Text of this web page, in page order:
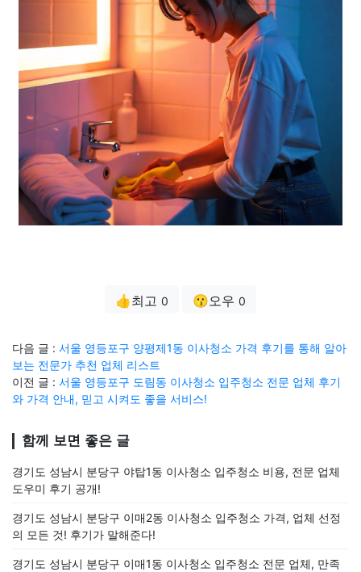
👍최고 0 😗오우 0
다음 글 : 서울 영등포구 양평제1동 이사청소 가격 후기를 통해 알아
보는 전문가 추천 업체 리스트
이전 글 : 서울 영등포구 도림동 이사청소 입주청소 전문 업체 후기
와 가격 안내, 믿고 시켜도 좋을 서비스!
함께 보면 좋은 글
경기도 성남시 분당구 야탑1동 이사청소 입주청소 비용, 전문 업체
도우미 후기 공개!
경기도 성남시 분당구 이매2동 이사청소 입주청소 가격, 업체 선정
의 모든 것! 후기가 말해준다!
경기도 성남시 분당구 이매1동 이사청소 입주청소 전문 업체, 만족